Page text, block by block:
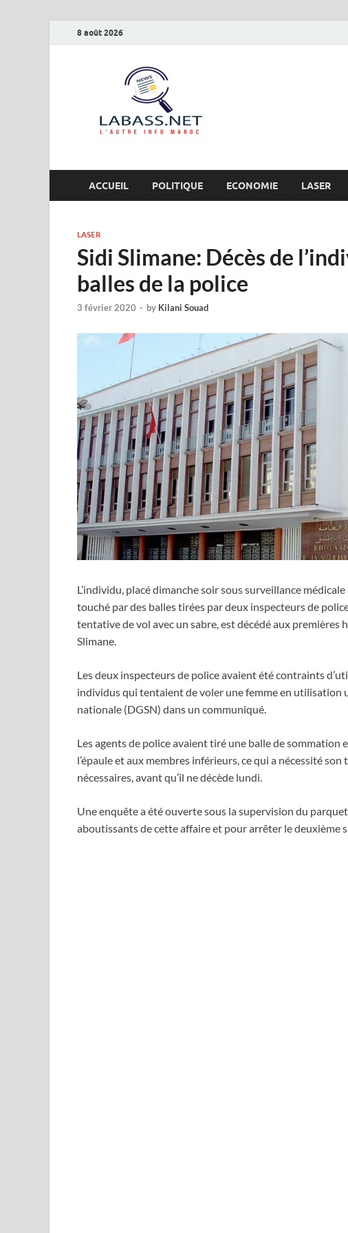
8 août 2026
ACCUEIL POLITIQUE ECONOMIE LASER
LASER
Sidi Slimane: Décès de
balles de la police
3 février 2020 - by Kilani Souad
L’individu, placé dimanche soir sous surveillance
touché par des balles tirées par deux inspecteurs de
tentative de vol avec un sabre, est décédé aux premières
Slimane.
Les deux inspecteurs de police avaient été contraints
individus qui tentaient de voler une femme en utilisation
nationale (DGSN) dans un communiqué.
Les agents de police avaient tiré une balle de sommation
l’épaule et aux membres inférieurs, ce qui a nécessité
nécessaires, avant qu’il ne décède lundi.
Une enquête a été ouverte sous la supervision du
aboutissants de cette affaire et pour arrêter le deuxième